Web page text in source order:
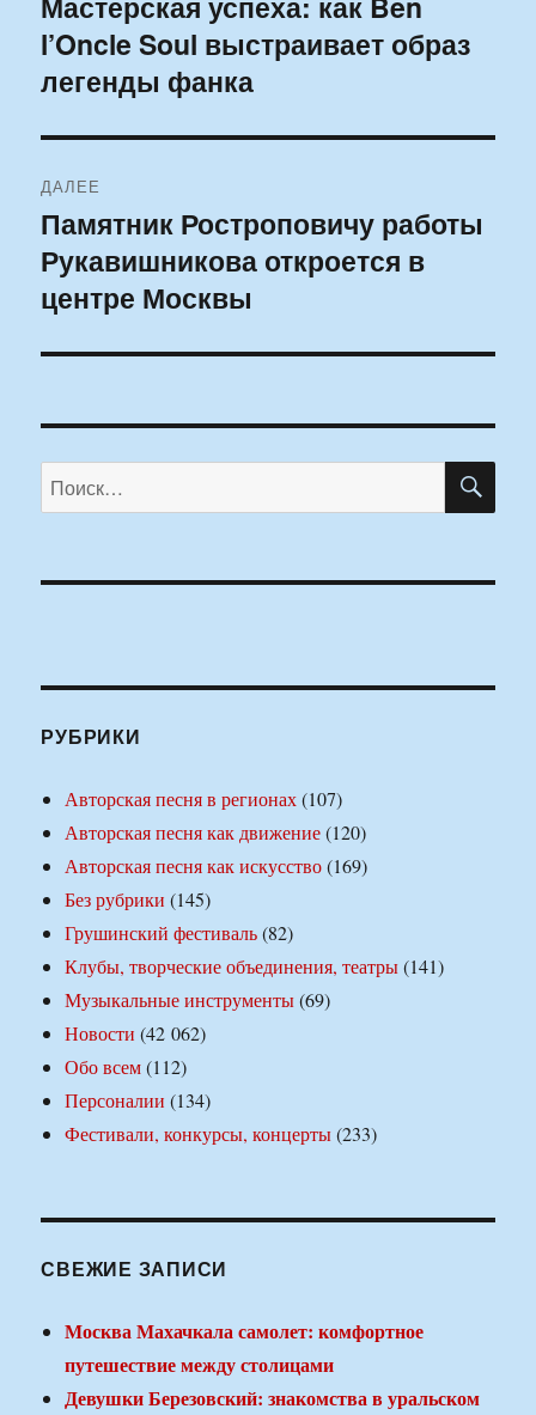
записям
запись:
l’Oncle Soul выстраивает образ
легенды фанка
ДАЛЕЕ
Следующая
запись:
Памятник Ростроповичу работы
Рукавишникова откроется в
центре Москвы
Искать:
РУБРИКИ
Авторская песня в регионах(107)
Авторская песня как движение(120)
Авторская песня как искусство(169)
Без рубрики (145)
Грушинский фестиваль(82)
Клубы, творческие объединения, театры(141)
Музыкальные инструменты(69)
Новости (42 062)
Обо всем(112)
Персоналии (134)
Фестивали, конкурсы, концерты(233)
СВЕЖИЕ ЗАПИСИ
Москва Махачкала самолет: комфортное
путешествие между столицами
Девушки Березовский: знакомства в уральском